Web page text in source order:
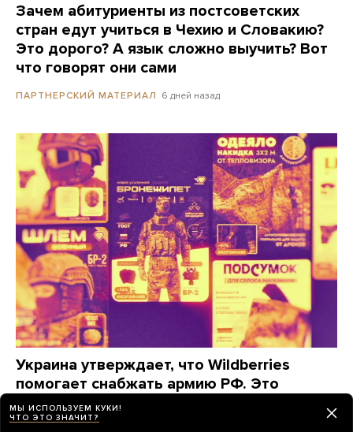
Зачем абитуриенты из постсоветских
стран едут учиться в Чехию и Словакию?
Это дорого? А язык сложно выучить? Вот
что говорят они сами
ПАРТНЕРСКИЙ МАТЕРИАЛ 6 дней назад
Украина утверждает, что Wildberries
помогает снабжать армию РФ. Это
действительно так?
«Медуза» изучила, какие товары заказывают для
МЫ ИСПОЛЬЗУЕМ КУКИ!
ЧТО ЭТО ЗНАЧИТ?